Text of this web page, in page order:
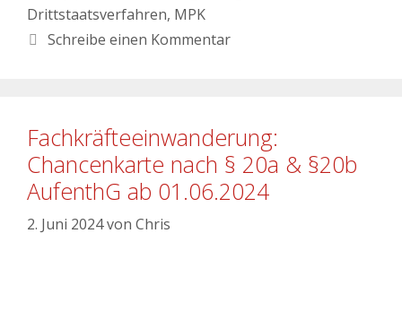
Drittstaatsverfahren, MPK
Schreibe einen Kommentar
Fachkräfteeinwanderung:
Chancenkarte nach § 20a & §20b
AufenthG ab 01.06.2024
2. Juni 2024von Chris